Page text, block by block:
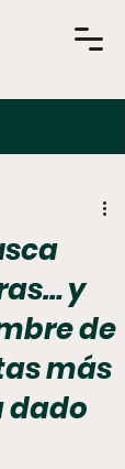
y
de
más
dado